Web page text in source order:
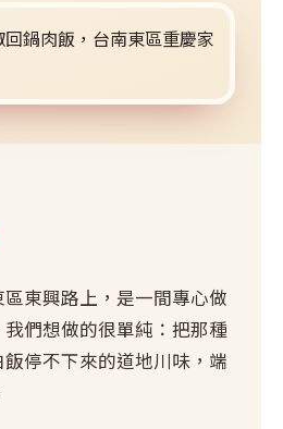
東興路上，是一間專心做
們想做的很單純：把那種
停不下來的道地川味，端